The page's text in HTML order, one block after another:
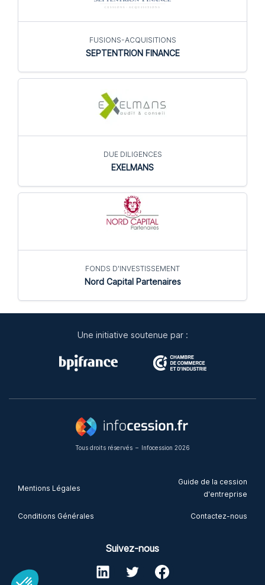
FUSIONS-ACQUISITIONS
SEPTENTRION FINANCE
DUE DILIGENCES
EXELMANS
FONDS D'INVESTISSEMENT
Nord Capital Partenaires
Une initiative soutenue par :
Mentions Légales
Conditions Générales
Guide de la cession
d'entreprise
Contactez-nous
Tous droits réservés – Infocession 2026
Suivez-nous